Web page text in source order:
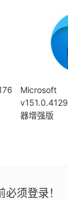
器增强版
必须登录！